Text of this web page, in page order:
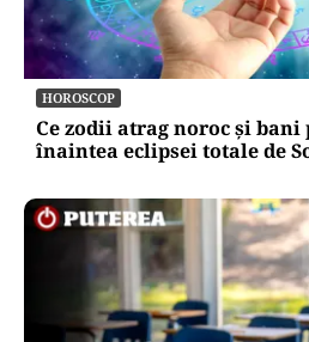
HOROSCOP
Ce zodii atrag noroc și bani
înaintea eclipsei totale de